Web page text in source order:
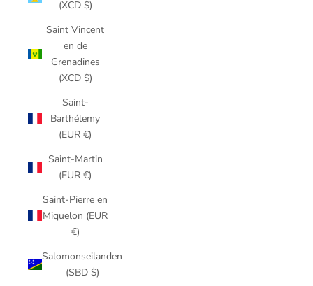
(XCD $)
Saint Vincent
en de
Grenadines
(XCD $)
Saint-
Barthélemy
(EUR €)
Saint-Martin
(EUR €)
Saint-Pierre en
Miquelon (EUR
€)
Salomonseilanden
(SBD $)